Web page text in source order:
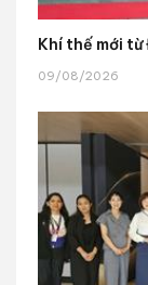
Khí thế mới
09/08/2026